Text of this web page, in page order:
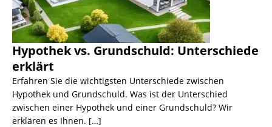
Hypothek vs. Grundschuld: Unterschiede
erklärt
Erfahren Sie die wichtigsten Unterschiede zwischen
Hypothek und Grundschuld. Was ist der Unterschied
zwischen einer Hypothek und einer Grundschuld? Wir
erklären es Ihnen. […]